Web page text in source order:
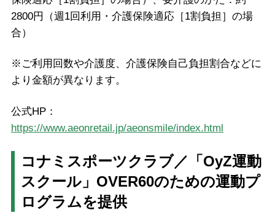
2800円（週1回利用・介護保険適応［1割負担］の場
合）
※ご利用回数や介護度、介護保険自己負担割合などに
より金額が異なります。
公式HP：
https://www.aeonretail.jp/aeonsmile/index.html
コナミスポーツクラブ／「OyZ運動
スクール」OVER60のための運動プ
ログラムを提供